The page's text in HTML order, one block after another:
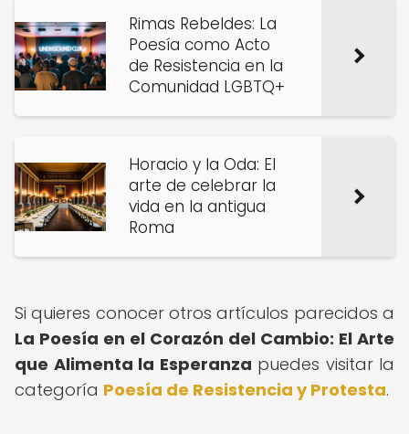
Rimas Rebeldes: La
Poesía como Acto
de Resistencia en la
Comunidad LGBTQ+
Horacio y la Oda: El
arte de celebrar la
vida en la antigua
Roma
Si quieres conocer otros artículos parecidos a
La Poesía en el Corazón del Cambio: El Arte
que Alimenta la Esperanza puedes visitar la
categoría Poesía de Resistencia y Protesta.